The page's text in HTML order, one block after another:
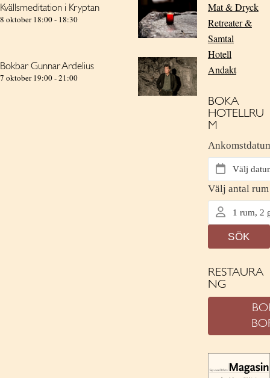
Kvällsmeditation i Kryptan
8 oktober 18:00- 18:30
Bokbar Gunnar Ardelius
7 oktober 19:00-21:00
Mat & Dryck
Retreater &
Samtal
Hotell
Andakt
BOKA
HOTELLRU
M
RESTAURA
NG